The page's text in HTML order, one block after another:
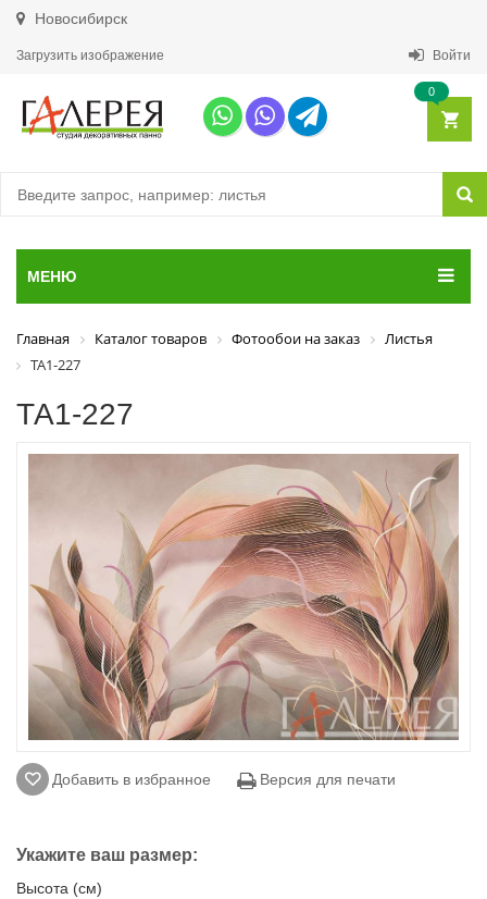
Новосибирск
Загрузить изображение Войти
0
МЕНЮ
Главная Каталог товаров Фотообои на заказ
Листья
ТА1-227
ТА1-227
Добавить в избранное Версия для печати
Укажите ваш размер:
Высота (см)